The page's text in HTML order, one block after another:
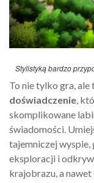
Stylistyką bardzo
To nie tylko gra, ale
doświadczenie ,
skomplikowane
świadomości.
tajemniczej wyspie,
eksploracji i
krajobrazu, a